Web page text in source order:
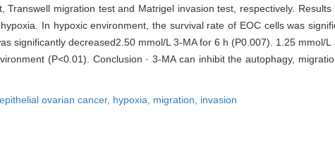
Transwell migration test and Matrigel invasion test, respectively.
In hypoxic environment, the survival rate of EOC cells was
significantly decreased2.50 mmol/L 3-MA for 6 h (P0.007). 1.25 mmol/
(P<0.01). Conclusion · 3-MA can inhibit the autophagy,
epithelial ovarian cancer, hypoxia, migration, invasion